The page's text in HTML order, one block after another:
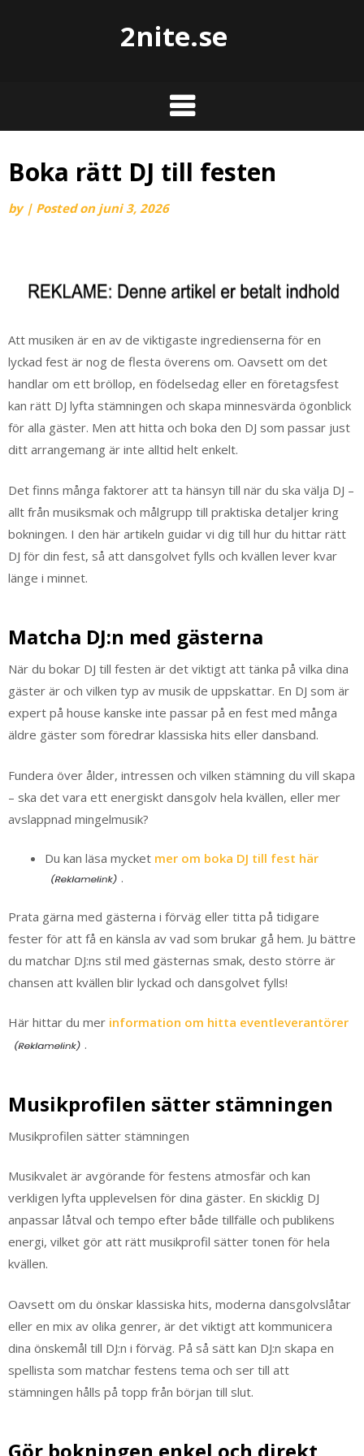
2nite.se
Boka rätt DJ till festen
by | Posted on juni 3, 2026
Att musiken är en av de viktigaste ingredienserna för en
lyckad fest är nog de flesta överens om. Oavsett om det
handlar om ett bröllop, en födelsedag eller en företagsfest
kan rätt DJ lyfta stämningen och skapa minnesvärda ögonblick
för alla gäster. Men att hitta och boka den DJ som passar just
ditt arrangemang är inte alltid helt enkelt.
Det finns många faktorer att ta hänsyn till när du ska välja DJ –
allt från musiksmak och målgrupp till praktiska detaljer kring
bokningen. I den här artikeln guidar vi dig till hur du hittar rätt
DJ för din fest, så att dansgolvet fylls och kvällen lever kvar
länge i minnet.
Matcha DJ:n med gästerna
När du bokar DJ till festen är det viktigt att tänka på vilka dina
gäster är och vilken typ av musik de uppskattar. En DJ som är
expert på house kanske inte passar på en fest med många
äldre gäster som föredrar klassiska hits eller dansband.
Fundera över ålder, intressen och vilken stämning du vill skapa
– ska det vara ett energiskt dansgolv hela kvällen, eller mer
avslappnad mingelmusik?
Du kan läsa mycket mer om boka DJ till fest här
.
Prata gärna med gästerna i förväg eller titta på tidigare
fester för att få en känsla av vad som brukar gå hem. Ju bättre
du matchar DJ:ns stil med gästernas smak, desto större är
chansen att kvällen blir lyckad och dansgolvet fylls!
Här hittar du mer information om hitta eventleverantörer
.
Musikprofilen sätter stämningen
Musikprofilen sätter stämningen
Musikvalet är avgörande för festens atmosfär och kan
verkligen lyfta upplevelsen för dina gäster. En skicklig DJ
anpassar låtval och tempo efter både tillfälle och publikens
energi, vilket gör att rätt musikprofil sätter tonen för hela
kvällen.
Oavsett om du önskar klassiska hits, moderna dansgolvslåtar
eller en mix av olika genrer, är det viktigt att kommunicera
dina önskemål till DJ:n i förväg. På så sätt kan DJ:n skapa en
spellista som matchar festens tema och ser till att
stämningen hålls på topp från början till slut.